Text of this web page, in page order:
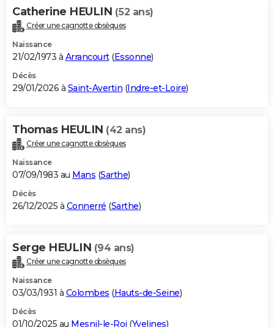
Catherine HEULIN (52 ans)
Créer une cagnotte obsèques
Naissance
21/02/1973 à Arrancourt(Essonne)
Décès
29/01/2026 à Saint-Avertin (Indre-et-Loire)
Thomas HEULIN (42 ans)
Créer une cagnotte obsèques
Naissance
07/09/1983 au Mans (Sarthe)
Décès
26/12/2025 à Connerré (Sarthe)
Serge HEULIN (94 ans)
Créer une cagnotte obsèques
Naissance
03/03/1931 à Colombes (Hauts-de-Seine)
Décès
01/10/2025 au Mesnil-le-Roi (Yvelines)